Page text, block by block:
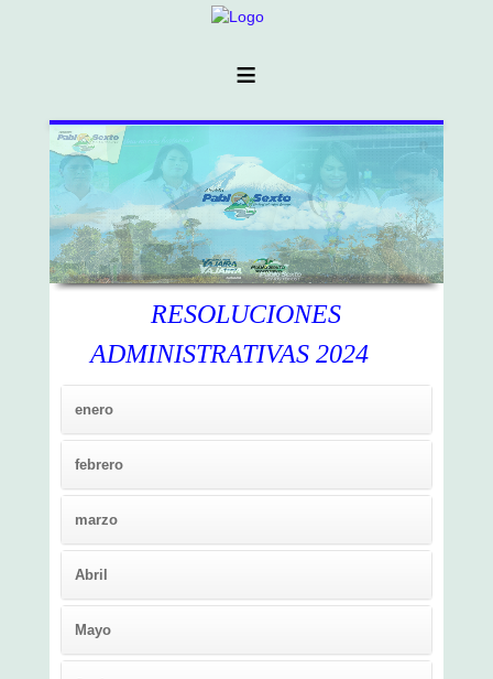
≡
RESOLUCIONES
ADMINISTRATIVAS 2024
enero
febrero
marzo
Abril
Mayo